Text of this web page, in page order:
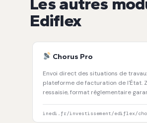
Ediflex
Chorus Pro
Envoi direct des situations de
plateforme de facturation de l'État.
ressaisie, format réglementaire
inedi.fr/investissement/ediflex/